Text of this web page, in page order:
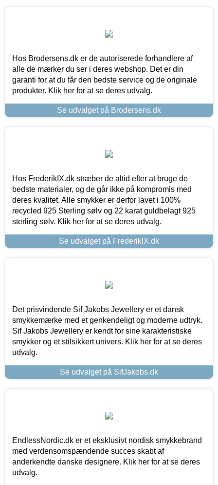
Hos Brodersens.dk er de autoriserede forhandlere af
alle de mærker du ser i deres webshop. Det er din
garanti for at du får den bedste service og de originale
produkter. Klik her for at se deres udvalg.
Se udvalget på Brodersens.dk
Hos FrederikIX.dk stræber de altid efter at bruge de
bedste materialer, og de går ikke på kompromis med
deres kvalitet. Alle smykker er derfor lavet i 100%
recycled 925 Sterling sølv og 22 karat guldbelagt 925
sterling sølv. Klik her for at se deres udvalg.
Se udvalget på FrederikIX.dk
Det prisvindende Sif Jakobs Jewellery er et dansk
smykkemærke med et genkendeligt og moderne udtryk.
Sif Jakobs Jewellery er kendt for sine karakteristiske
smykker og et stilsikkert univers. Klik her for at se deres
udvalg.
Se udvalget på SifJakobs.dk
EndlessNordic.dk er et eksklusivt nordisk smykkebrand
med verdensomspændende succes skabt af
anderkendte danske designere. Klik her for at se deres
udvalg.